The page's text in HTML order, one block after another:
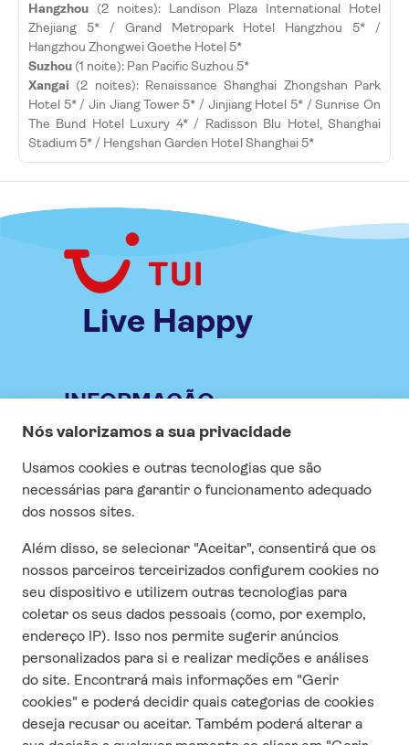
Hangzhou (2 noites): Landison Plaza International Hotel
Zhejiang 5* / Grand Metropark Hotel Hangzhou 5* /
Hangzhou Zhongwei Goethe Hotel 5*
Suzhou (1 noite): Pan Pacific Suzhou 5*
Xangai (2 noites): Renaissance Shanghai Zhongshan Park
Hotel 5* / Jin Jiang Tower 5* / Jinjiang Hotel 5* / Sunrise On
The Bund Hotel Luxury 4* / Radisson Blu Hotel, Shanghai
Stadium 5* / Hengshan Garden Hotel Shanghai 5*
Live Happy
INFORMAÇÃO
Vistos
Seguro
Contrato e condições gerais
CONTACTO
Quem somos
Contacta-nos
Responsabilidade Social Corporativa
Condições e termos de uso